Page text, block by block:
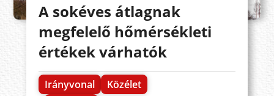
A sokéves átlagnak
megfelelő hőmérsékleti
értékek várhatók
Irányvonal
Közélet